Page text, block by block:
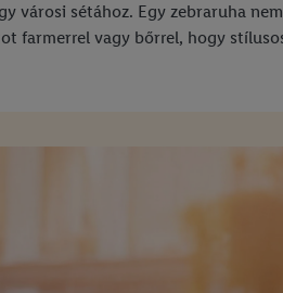
városi sétához. Egy zebraruha
farmerrel vagy bőrrel, hogy